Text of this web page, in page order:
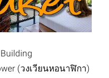
(วงเวียนหอนาฬิกา)